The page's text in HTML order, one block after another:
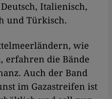
Italienisch,
und Türkisch.
wie
erfahren die Bände
Auch der Band
im Gazastreifen ist